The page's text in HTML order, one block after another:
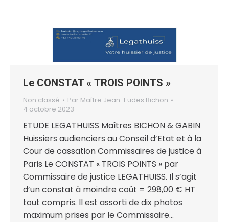
Le CONSTAT « TROIS POINTS »
Non classé Par Maître Jean-Eudes Bichon
4 octobre 2023
ETUDE LEGATHUISS Maîtres BICHON & GABIN
Huissiers audienciers au Conseil d’Etat et à la
Cour de cassation Commissaires de justice à
Paris Le CONSTAT « TROIS POINTS » par
Commissaire de justice LEGATHUISS. Il s’agit
d’un constat à moindre coût = 298,00 € HT
tout compris. Il est assorti de dix photos
maximum prises par le Commissaire…